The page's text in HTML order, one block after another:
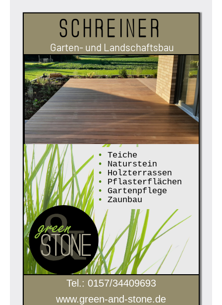
Schreiner
Garten- und Landschaftsbau
•
Teiche
•
Naturstein
•
Holzterrassen
•
Pflasterflächen
•
Gartenpflege
•
Zaunbau
Tel.: 0157/34409693
www.green-and-stone.de